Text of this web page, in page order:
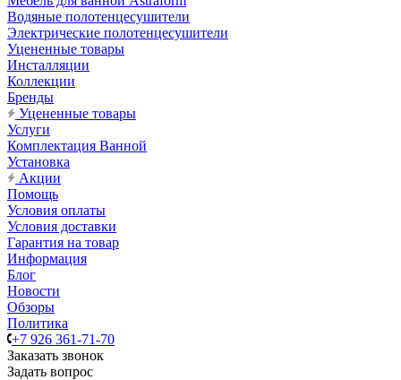
Водяные полотенцесушители
Электрические полотенцесушители
Уцененные товары
Инсталляции
Коллекции
Бренды
Уцененные товары
Услуги
Комплектация Ванной
Установка
Акции
Помощь
Условия оплаты
Условия доставки
Гарантия на товар
Информация
Блог
Новости
Обзоры
Политика
+7 926 361-71-70
Заказать звонок
Задать вопрос